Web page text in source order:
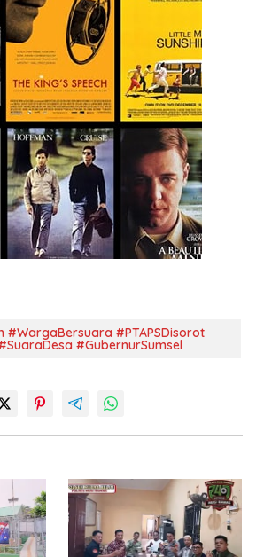
#WargaBersuara #PTAPSDisorot
#GubernurSumsel